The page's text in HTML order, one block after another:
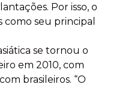
Por isso, o
como seu principal
se tornou o
em 2010, com
brasileiros. “O